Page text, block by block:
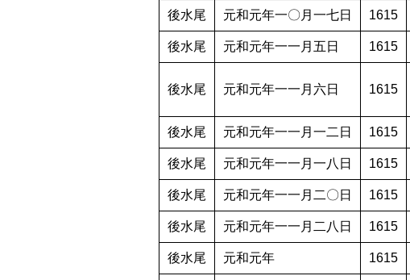
後水尾 元和元年一〇月一七日 1615
後水尾 元和元年一一月五日 1615
後水尾 元和元年一一月六日 1615
後水尾 元和元年一一月一二日 1615
後水尾 元和元年一一月一八日 1615
後水尾 元和元年一一月二〇日 1615
後水尾 元和元年一一月二八日 1615
後水尾 元和元年 1615